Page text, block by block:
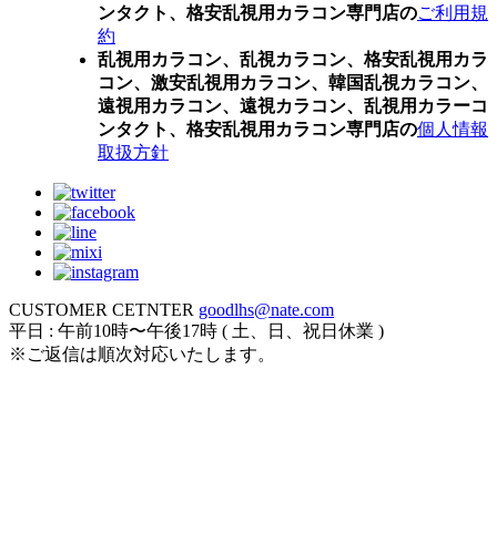
ンタクト、格安乱視用カラコン専門店のご利用規
約
乱視用カラコン、乱視カラコン、格安乱視用カラ
コン、激安乱視用カラコン、韓国乱視カラコン、
遠視用カラコン、遠視カラコン、乱視用カラーコ
ンタクト、格安乱視用カラコン専門店の個人情報
取扱方針
CUSTOMER CETNTER goodlhs@nate.com
平日 : 午前10時〜午後17時 ( 土、日、祝日休業 )
※ご返信は順次対応いたします。